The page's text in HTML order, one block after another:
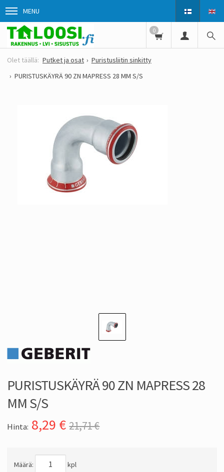
MENU
0
Putket ja osat
Puristusliitin sinkitty
PURISTUSKÄYRÄ 90 ZN MAPRESS 28 MM S/S
PURISTUSKÄYRÄ 90 ZN MAPRESS 28
MM S/S
Hinta: 8,29 € 21,71 €
Määrä: kpl